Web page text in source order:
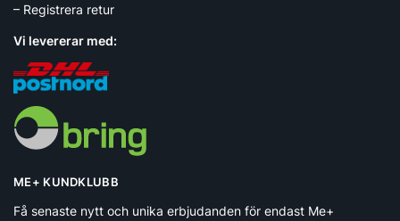
– Registrera retur
Vi levererar med:
ME+ KUNDKLUBB
Få senaste nytt och unika erbjudanden för endast Me+